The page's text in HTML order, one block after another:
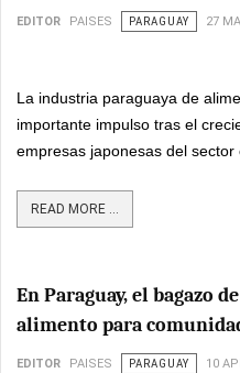
EDITOR PAISES PARAGUAY 27
La industria paraguaya de
importante impulso tras el
empresas japonesas del sector
READ MORE ...
En Paraguay, el bagazo
alimento para
EDITOR PAISES PARAGUAY 10